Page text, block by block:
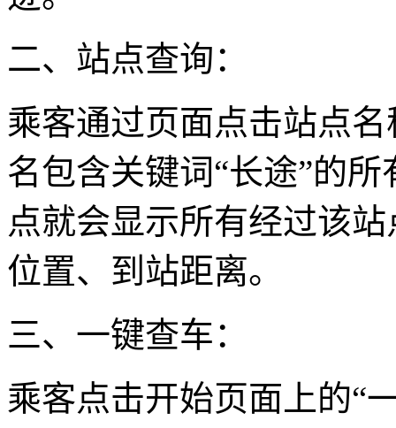
二、站点查询：
乘客通过页面点击站点
名包含关键词“长途”的
点就会显示所有经过该
位置、到站距离。
三、一键查车：
乘客点击开始页面上的“